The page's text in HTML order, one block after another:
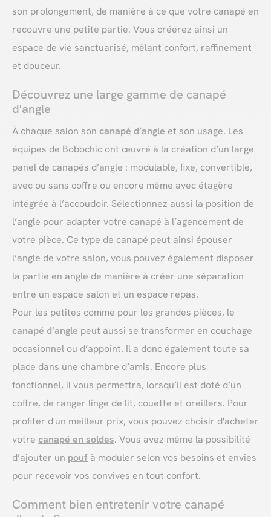
son prolongement, de manière à ce que votre canapé en
recouvre une petite partie. Vous créerez ainsi un
espace de vie sanctuarisé, mêlant confort, raffinement
et douceur.
Découvrez une large gamme de canapé
d'angle
À chaque salon son canapé d’angle et son usage. Les
équipes de Bobochic ont œuvré à la création d’un large
panel de canapés d’angle : modulable, fixe, convertible,
avec ou sans coffre ou encore même avec étagère
intégrée à l’accoudoir. Sélectionnez aussi la position de
l’angle pour adapter votre canapé à l’agencement de
votre pièce. Ce type de canapé peut ainsi épouser
l’angle de votre salon, vous pouvez également disposer
la partie en angle de manière à créer une séparation
entre un espace salon et un espace repas.
Pour les petites comme pour les grandes pièces, le
canapé d’angle peut aussi se transformer en couchage
occasionnel ou d’appoint. Il a donc également toute sa
place dans une chambre d’amis. Encore plus
fonctionnel, il vous permettra, lorsqu’il est doté d’un
coffre, de ranger linge de lit, couette et oreillers. Pour
profiter d'un meilleur prix, vous pouvez choisir d'acheter
votre canapé en soldes. Vous avez même la possibilité
d’ajouter un pouf à moduler selon vos besoins et envies
pour recevoir vos convives en tout confort.
Comment bien entretenir votre canapé